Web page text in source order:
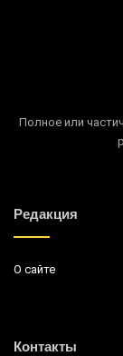
Полное или
Редакция
О сайте
Контакты